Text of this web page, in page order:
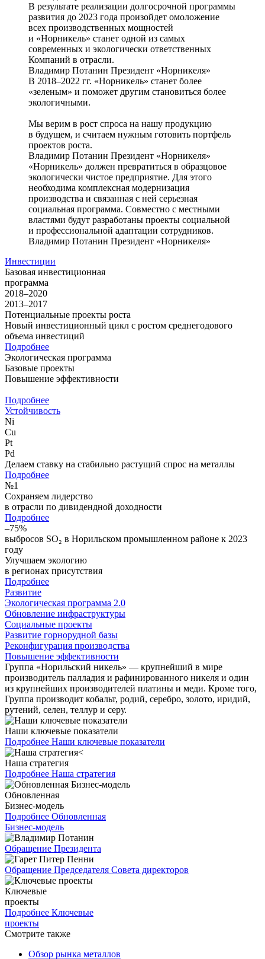
В результате реализации долгосрочной программы
развития до 2023 года произойдет омоложение
всех производственных мощностей
и «Норникель» станет одной из самых
современных и экологически ответственных
Компаний в отрасли.
Владимир Потанин Президент «Норникеля»
В 2018–2022 гг. «Норникель» станет более
«зеленым» и поможет другим становиться более
экологичными.
Мы верим в рост спроса на нашу продукцию
в будущем, и считаем нужным готовить портфель
проектов роста.
Владимир Потанин Президент «Норникеля»
«Норникель» должен превратиться в образцовое
экологически чистое предприятие. Для этого
необходима комплексная модернизация
производства и связанная с ней серьезная
социальная программа. Совместно с местными
властями будут разработаны проекты социальной
и профессиональной адаптации сотрудников.
Владимир Потанин Президент «Норникеля»
Инвестиции
Базовая инвестиционная
программа
2018–2020
2013–2017
Потенциальные проекты роста
Новый инвестиционный цикл с ростом среднегодового
объема инвестиций
Подробнее
Экологическая программа
Базовые проекты
Повышение эффективности
Подробнее
Устойчивость
Ni
Cu
Pt
Pd
Делаем ставку на стабильно растущий спрос на металлы
Подробнее
№1
Сохраняем лидерство
в отрасли по дивидендной доходности
Подробнее
–75%
выбросов SO₂ в Норильском промышленном районе к 2023
году
Улучшаем экологию
в регионах присутствия
Подробнее
Развитие
Экологическая программа 2.0
Обновление инфраструктуры
Социальные проекты
Развитие горнорудной базы
Реконфигурация производства
Повышение эффективности
Группа «Норильский никель» — крупнейший в мире
производитель палладия и рафинированного никеля и один
из крупнейших производителей платины и меди. Кроме того,
Группа производит кобальт, родий, серебро, золото, иридий,
рутений, селен, теллур и серу.
Наши ключевые показатели
Подробнее Наши ключевые показатели
Наша стратегия
Подробнее Наша стратегия
Обновленная
Бизнес-модель
Подробнее Обновленная
Бизнес-модель
Обращение Президента
Обращение Председателя Совета директоров
Ключевые
проекты
Подробнее Ключевые
проекты
Смотрите также
Обзор рынка металлов